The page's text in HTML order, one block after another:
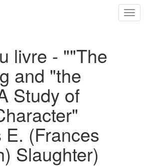
livre - ""The
and "the
Study of
E. (Frances
Slaughter)